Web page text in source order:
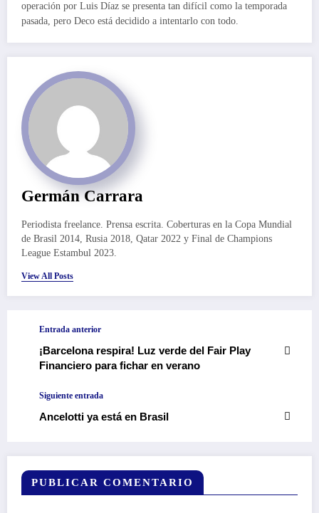
operación por Luis Díaz se presenta tan difícil como la temporada
pasada, pero Deco está decidido a intentarlo con todo.
Germán Carrara
Periodista freelance. Prensa escrita. Coberturas en la Copa Mundial
de Brasil 2014, Rusia 2018, Qatar 2022 y Final de Champions
League Estambul 2023.
View All Posts
Entrada anterior
¡Barcelona respira! Luz verde del Fair Play
Financiero para fichar en verano
Siguiente entrada
Ancelotti ya está en Brasil
PUBLICAR COMENTARIO